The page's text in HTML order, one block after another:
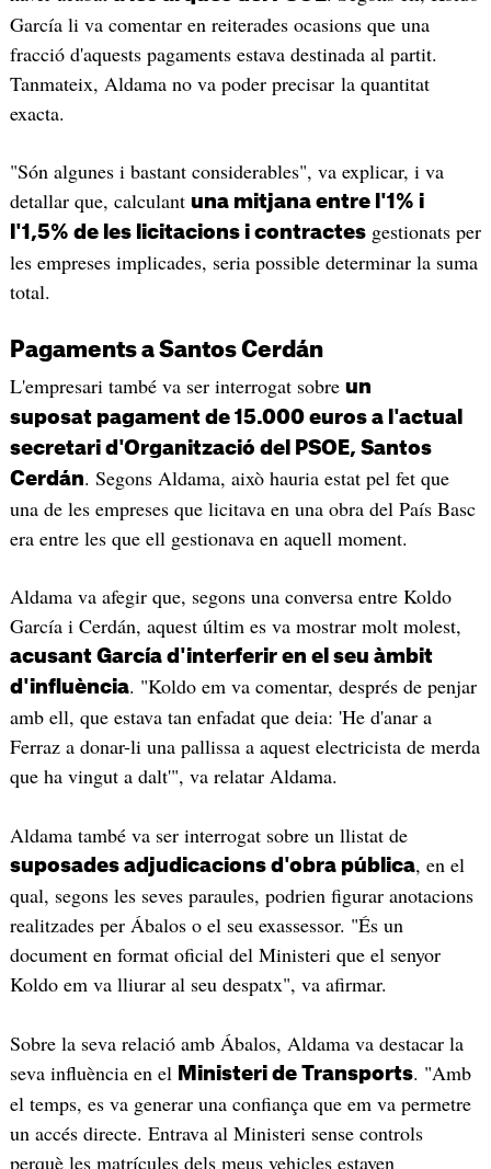
García li va comentar en reiterades ocasions que una
fracció d'aquests pagaments estava destinada al partit.
Tanmateix, Aldama no va poder precisar la quantitat
exacta.
"Són algunes i bastant considerables", va explicar, i va
detallar que, calculant una mitjana entre l'1% i
l'1,5% de les licitacions i contractesgestionats per
les empreses implicades, seria possible determinar la suma
total.
Pagaments a Santos Cerdán
L'empresari també va ser interrogat sobre un
suposat pagament de 15.000 euros a l'actual
secretari d'Organització del PSOE, Santos
Cerdán. Segons Aldama, això hauria estat pel fet que
una de les empreses que licitava en una obra del País Basc
era entre les que ell gestionava en aquell moment.
Aldama va afegir que, segons una conversa entre Koldo
García i Cerdán, aquest últim es va mostrar molt molest,
acusant García d'interferir en el seu àmbit
d'influència. "Koldo em va comentar, després de penjar
amb ell, que estava tan enfadat que deia: 'He d'anar a
Ferraz a donar-li una pallissa a aquest electricista de merda
que ha vingut a dalt'", va relatar Aldama.
Aldama també va ser interrogat sobre un llistat de
suposades adjudicacions d'obra pública, en el
qual, segons les seves paraules, podrien figurar anotacions
realitzades per Ábalos o el seu exassessor. "És un
document en format oficial del Ministeri que el senyor
Koldo em va lliurar al seu despatx", va afirmar.
Sobre la seva relació amb Ábalos, Aldama va destacar la
seva influència en el Ministeri de Transports. "Amb
el temps, es va generar una confiança que em va permetre
un accés directe. Entrava al Ministeri sense controls
perquè les matrícules dels meus vehicles estaven